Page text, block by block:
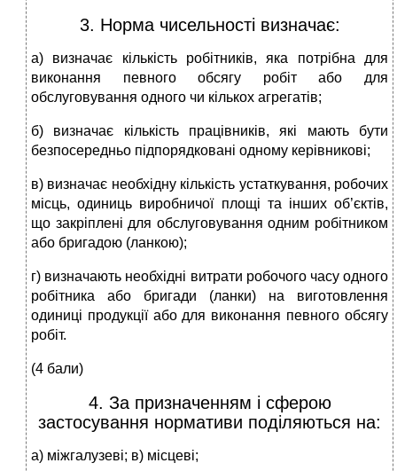
3. Норма чисельності визначає:
а) визначає кількість робітників, яка потрібна для
виконання певного обсягу робіт або для
обслуговування одного чи кількох агрегатів;
б) визначає кількість працівників, які мають бути
безпосередньо підпорядковані одному керівникові;
в) визначає необхідну кількість устаткування, робочих
місць, одиниць виробничої площі та інших об’єктів,
що закріплені для обслуговування одним робітником
або бригадою (ланкою);
г) визначають необхідні витрати робочого часу одного
робітника або бригади (ланки) на виготовлення
одиниці продукції або для виконання певного обсягу
робіт.
(4 бали)
4. За призначенням і сферою
застосування нормативи поділяються на:
а) міжгалузеві; в) місцеві;